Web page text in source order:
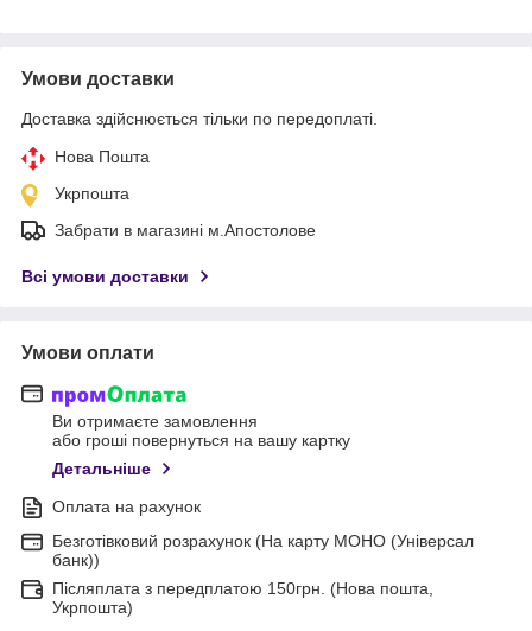
Умови доставки
Доставка здійснюється тільки по передоплаті.
Нова Пошта
Укрпошта
Забрати в магазині м.Апостолове
Всі умови доставки
Умови оплати
Ви отримаєте замовлення
або гроші повернуться на вашу картку
Детальніше
Оплата на рахунок
Безготівковий розрахунок (На карту МОНО (Універсал
банк))
Післяплата з передплатою 150грн. (Нова пошта,
Укрпошта)